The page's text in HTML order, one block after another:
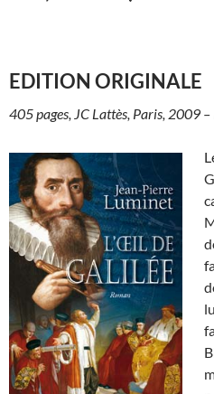
EDITION ORIGINALE
405 pages, JC Lattès, Paris,